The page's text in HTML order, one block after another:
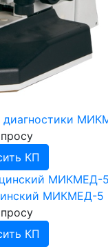
диагностики
КП
МИКМЕД-5
КП